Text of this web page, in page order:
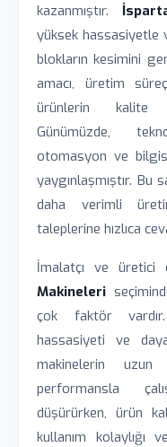
kazanmıştır.
yüksek hassasiyetle
blokların kesimini
amacı, üretim
ürünlerin kalite
Günümüzde,
otomasyon ve
yaygınlaşmıştır.
daha verimli
taleplerine hızlıca
İmalatçı ve üretici
Makineleri
çok faktör
hassasiyeti ve
makinelerin
performansla
düşürürken, ürün
kullanım kolaylığı